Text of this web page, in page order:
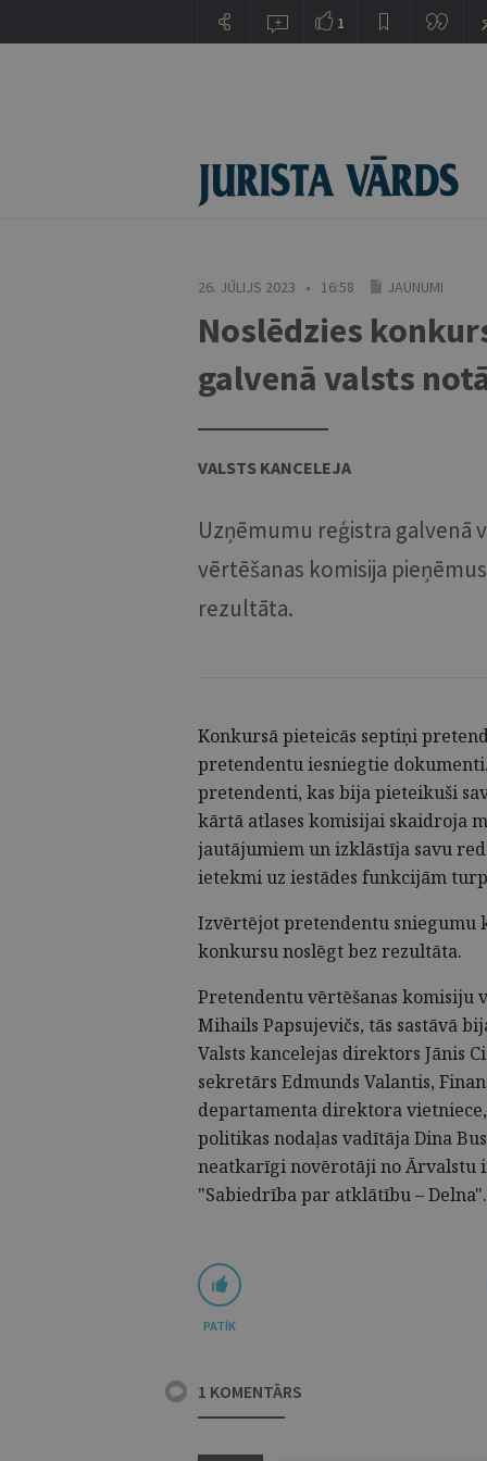
26. JŪLIJS 2023 • 16:58 JAUNUMI
Noslēdzies
galvenā valsts
VALSTS KANCELEJA
Uzņēmumu reģistra galvenā
vērtēšanas komisija
rezultāta.
Konkursā pieteicās septiņi
pretendentu iesniegtie
pretendenti, kas bija pieteikuši
kārtā atlases komisijai skaidroja
jautājumiem un izklāstīja savu
ietekmi uz iestādes funkcijām
Izvērtējot pretendentu sniegumu
konkursu noslēgt bez rezultāta.
Pretendentu vērtēšanas komisiju
Mihails Papsujevičs, tās sastāvā
Valsts kancelejas direktors Jānis
sekretārs Edmunds Valantis,
departamenta direktora
politikas nodaļas vadītāja Dina
neatkarīgi novērotāji no Ārvalstu
"Sabiedrība par atklātību – Delna".
PATĪK
1 KOMENTĀRS
1